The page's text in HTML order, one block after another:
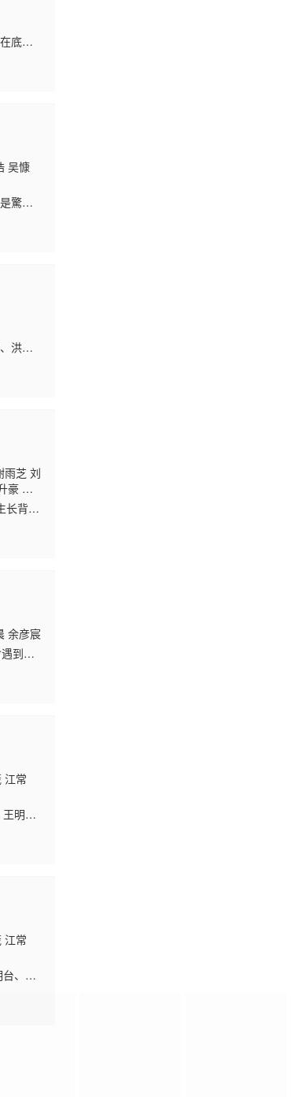
底层
挂钩
吴慷
驚悚
老將
洪卓
树相
雨芝 刘
豪 蔡
长背景
原本
余彦宸
到一
遊戲
江常
明
等金
江常
、许
影帝